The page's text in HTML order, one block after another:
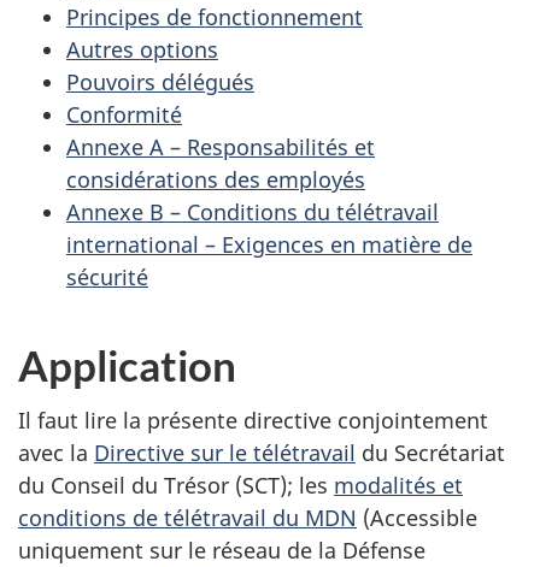
Principes de fonctionnement
Autres options
Pouvoirs délégués
Conformité
Annexe A – Responsabilités et
considérations des employés
Annexe B – Conditions du télétravail
international – Exigences en matière de
sécurité
Application
Il faut lire la présente directive conjointement
avec la Directive sur le télétravail du Secrétariat
du Conseil du Trésor (SCT); les modalités et
conditions de télétravail du MDN (Accessible
uniquement sur le réseau de la Défense